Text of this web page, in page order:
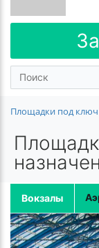
Площадки под ключ
Вокзалы